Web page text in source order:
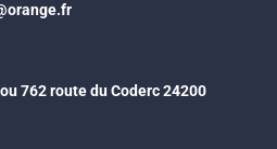
762 route du Coderc 24200